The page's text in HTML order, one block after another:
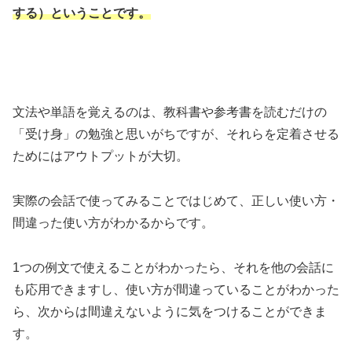
する）ということです。
文法や単語を覚えるのは、教科書や参考書を読むだけの
「受け身」の勉強と思いがちですが、それらを定着させる
ためにはアウトプットが大切。
実際の会話で使ってみることではじめて、正しい使い方・
間違った使い方がわかるからです。
1つの例文で使えることがわかったら、それを他の会話に
も応用できますし、使い方が間違っていることがわかった
ら、次からは間違えないように気をつけることができま
す。